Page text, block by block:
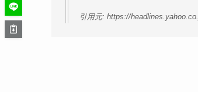
引用元: https://